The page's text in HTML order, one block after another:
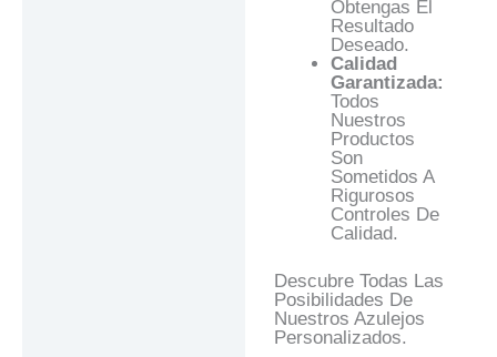
Obtengas El
Resultado
Deseado.
Calidad
Garantizada:
Todos
Nuestros
Productos
Son
Sometidos A
Rigurosos
Controles De
Calidad.
Descubre Todas Las
Posibilidades De
Nuestros Azulejos
Personalizados.